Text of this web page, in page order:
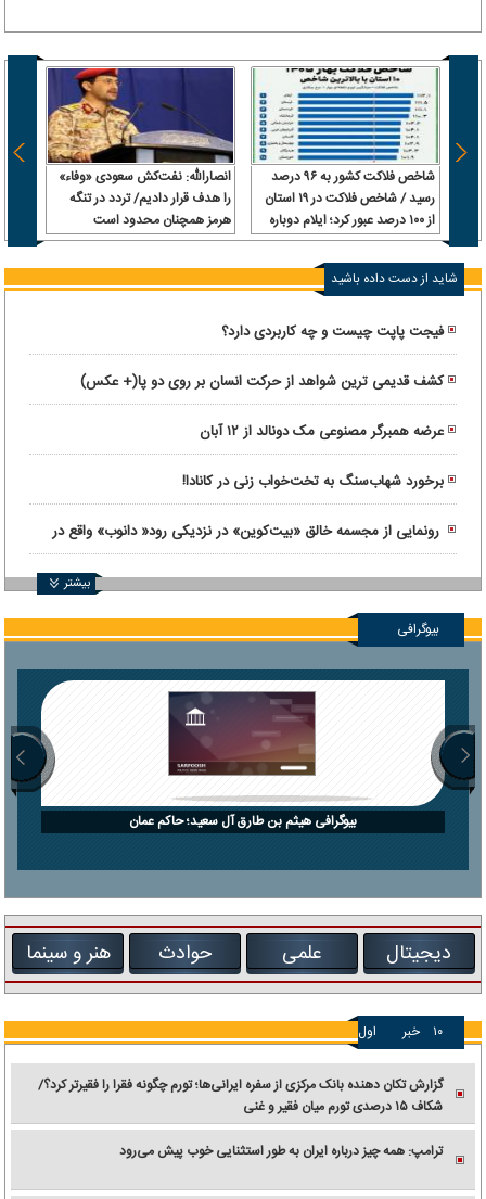
شاخص فلاکت کشور به ۹۶ درصد
رسید / شاخص فلاکت در ۱۹ استان
از ۱۰۰ درصد عبور کرد؛ ایلام دوباره
صدرنشین شد
انصارالله: نفت‌کش سعودی «وفاء»
را هدف قرار دادیم/ تردد در تنگه
هرمز همچنان محدود است
شاید از دست داده باشید
فیجت پاپت چیست و چه کاربردی دارد؟
کشف قدیمی ترین شواهد از حرکت انسان بر روی دو پا(+ عکس)
عرضه همبرگر مصنوعی مک دونالد از ۱۲ آبان
برخورد شهاب‌سنگ به تخت‌خواب زنی در کانادا!
رونمایی از مجسمه خالق «بیت‌کوین» در نزدیکی رود« دانوب» واقع در
بوداپست
بیشتر
بیوگرافی
بیوگرافی هیثم بن طارق آل سعید؛ حاکم عمان
دیجیتال علمی حوادث هنر و سینما
۱۰ خبر اول
گزارش تکان‌ دهنده بانک مرکزی از سفره ایرانی‌ها؛ تورم چگونه فقرا را فقیرتر کرد؟/
شکاف ۱۵ درصدی تورم میان فقیر و غنی
ترامپ: همه چیز درباره ایران به طور استثنایی خوب پیش می‌رود